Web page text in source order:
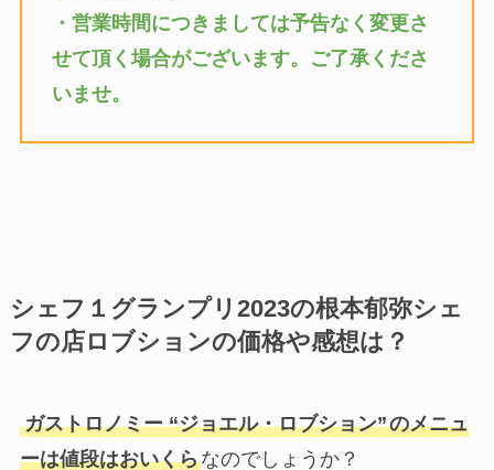
・営業時間につきましては予告なく変更さ
せて頂く場合がございます。ご了承くださ
いませ。
シェフ１グランプリ2023の根本郁弥シェ
フの店ロブションの価格や感想は？
ガストロノミー “ジョエル・ロブション”のメニュ
ーは値段はおいくらなのでしょうか？